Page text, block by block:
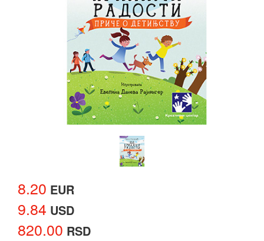
8.20 EUR
9.84 USD
820.00 RSD